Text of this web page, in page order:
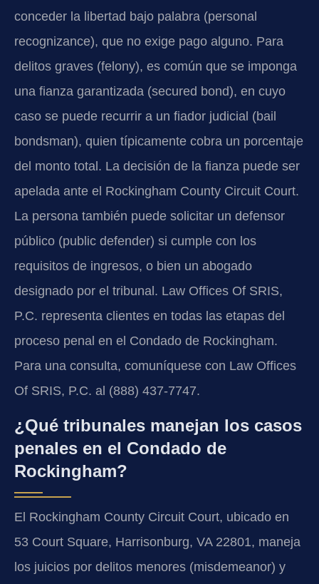
conceder la libertad bajo palabra (personal
recognizance), que no exige pago alguno. Para
delitos graves (felony), es común que se imponga
una fianza garantizada (secured bond), en cuyo
caso se puede recurrir a un fiador judicial (bail
bondsman), quien típicamente cobra un porcentaje
del monto total. La decisión de la fianza puede ser
apelada ante el Rockingham County Circuit Court.
La persona también puede solicitar un defensor
público (public defender) si cumple con los
requisitos de ingresos, o bien un abogado
designado por el tribunal. Law Offices Of SRIS,
P.C. representa clientes en todas las etapas del
proceso penal en el Condado de Rockingham.
Para una consulta, comuníquese con Law Offices
Of SRIS, P.C. al (888) 437-7747.
¿Qué tribunales manejan los casos
penales en el Condado de
Rockingham?
El Rockingham County Circuit Court, ubicado en
53 Court Square, Harrisonburg, VA 22801, maneja
los juicios por delitos menores (misdemeanor) y